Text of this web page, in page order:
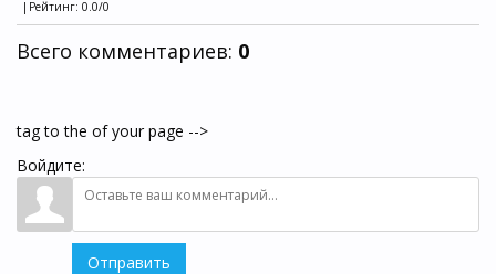
| Рейтинг: 0.0/0
Всего комментариев: 0
tag to the of your page -->
Войдите:
Отправить